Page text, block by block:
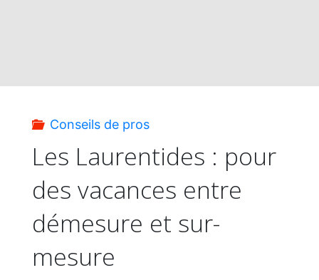
sécurité"
Conseils de pros
Les Laurentides : pour
des vacances entre
démesure et sur-
mesure